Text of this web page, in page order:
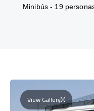
Minibús - 19
View Gallery